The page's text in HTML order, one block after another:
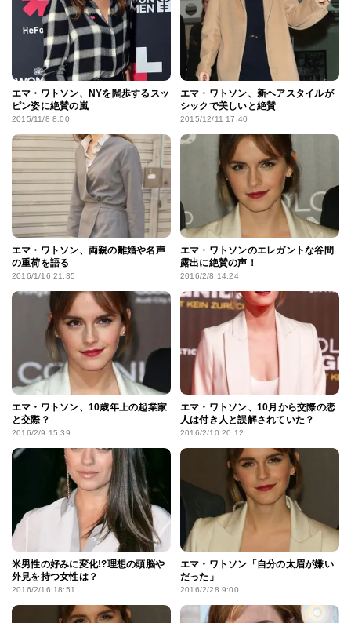
エマ・ワトソン、NYを闊歩するスッ
ピン姿に絶賛の嵐
2015/11/8 8:00
エマ・ワトソン、新ヘアスタイルが
シックで美しいと絶賛
2015/12/11 17:40
エマ・ワトソン、両親の離婚や名声
の重荷を語る
2016/1/16 21:35
エマ・ワトソンのエレガントな谷間
露出に絶賛の声！
2016/2/8 14:24
エマ・ワトソン、10歳年上の起業家
と交際？
2016/2/9 15:39
エマ・ワトソン、10月から交際の恋
人は付き人と誤解されていた？
2016/2/10 20:12
米男性の好みに変化!?理想の頭脳や
外見を持つ女性は？
2016/2/16 18:51
エマ・ワトソン「自分の太眉が嫌い
だった」
2016/2/28 9:00